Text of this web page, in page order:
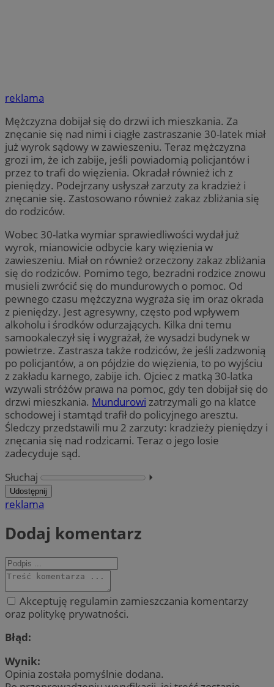
reklama
Mężczyzna dobijał się do drzwi ich mieszkania. Za
znęcanie się nad nimi i ciągłe zastraszanie 30-latek miał
już wyrok sądowy w zawieszeniu. Teraz mężczyzna
grozi im, że ich zabije, jeśli powiadomią policjantów i
przez to trafi do więzienia. Okradał również ich z
pieniędzy. Podejrzany usłyszał zarzuty za kradzież i
znęcanie się. Zastosowano również zakaz zbliżania się
do rodziców.
Wobec 30-latka wymiar sprawiedliwości wydał już
wyrok, mianowicie odbycie kary więzienia w
zawieszeniu. Miał on również orzeczony zakaz zbliżania
się do rodziców. Pomimo tego, bezradni rodzice znowu
musieli zwrócić się do mundurowych o pomoc. Od
pewnego czasu mężczyzna wygraża się im oraz okrada
z pieniędzy. Jest agresywny, często pod wpływem
alkoholu i środków odurzających. Kilka dni temu
samookaleczył się i wygrażał, że wysadzi budynek w
powietrze. Zastrasza także rodziców, że jeśli zadzwonią
po policjantów, a on pójdzie do więzienia, to po wyjściu
z zakładu karnego, zabije ich. Ojciec z matką 30-latka
wzywali stróżów prawa na pomoc, gdy ten dobijał się do
drzwi mieszkania. Mundurowi zatrzymali go na klatce
schodowej i stamtąd trafił do policyjnego aresztu.
Śledczy przedstawili mu 2 zarzuty: kradzieży pieniędzy i
znęcania się nad rodzicami. Teraz o jego losie
zadecyduje sąd.
Słuchaj
⏵︎
Udostępnij
reklama
Dodaj komentarz
Akceptuję regulamin zamieszczania komentarzy
oraz politykę prywatności.
Błąd:
Wynik:
Opinia została pomyślnie dodana.